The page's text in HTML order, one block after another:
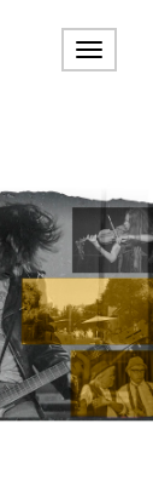
Toggle